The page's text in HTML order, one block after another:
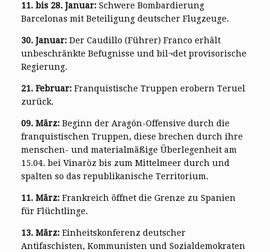
11. bis 28. Januar: Schwere Bombardierung
Barcelonas mit Beteiligung deutscher Flugzeuge.
30. Januar: Der Caudillo (Führer) Franco erhält
unbeschränkte Befugnisse und bil¬det provisorische
Regierung.
21. Februar: Franquistische Truppen erobern Teruel
zurück.
09. März: Beginn der Aragón-Offensive durch die
franquistischen Truppen, diese brechen durch ihre
menschen- und materialmäßige Überlegenheit am
15.04. bei Vinaròz bis zum Mittelmeer durch und
spalten so das republikanische Territorium.
11. März: Frankreich öffnet die Grenze zu Spanien
für Flüchtlinge.
13. März: Einheitskonferenz deutscher
Antifaschisten, Kommunisten und Sozialdemokraten